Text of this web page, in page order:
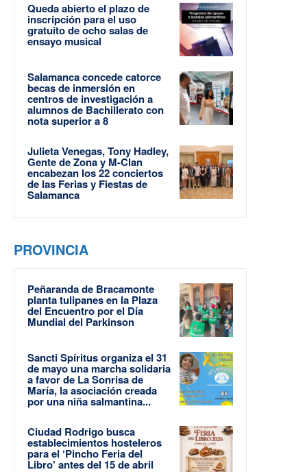
Queda abierto el plazo de
inscripción para el uso
gratuito de ocho salas de
ensayo musical
Salamanca concede catorce
becas de inmersión en
centros de investigación a
alumnos de Bachillerato con
nota superior a 8
Julieta Venegas, Tony Hadley,
Gente de Zona y M-Clan
encabezan los 22 conciertos
de las Ferias y Fiestas de
Salamanca
PROVINCIA
Peñaranda de Bracamonte
planta tulipanes en la Plaza
del Encuentro por el Día
Mundial del Parkinson
Sancti Spíritus organiza el 31
de mayo una marcha solidaria
a favor de La Sonrisa de
María, la asociación creada
por una niña salmantina...
Ciudad Rodrigo busca
establecimientos hosteleros
para el ‘Pincho Feria del
Libro’ antes del 15 de abril